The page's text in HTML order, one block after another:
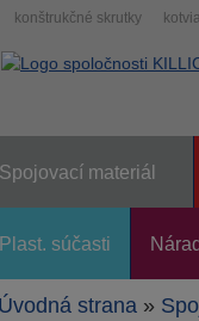
Spojovací materiál
Plast. súčasti
konštrukčné skrutky
strana »